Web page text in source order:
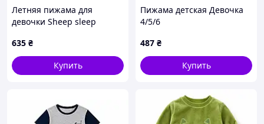
Летняя пижама для
девочки Sheep sleep
635 ₴
Купить
Пижама детская Девочка
4/5/6
487 ₴
Купить